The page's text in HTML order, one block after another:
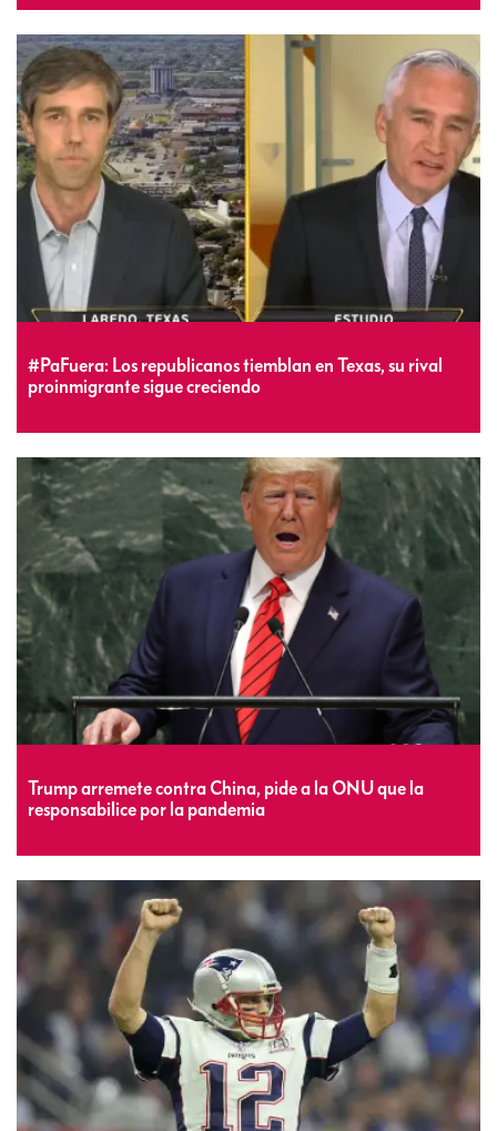
#PaFuera: Los republicanos tiemblan en Texas, su rival
proinmigrante sigue creciendo
Trump arremete contra China, pide a la ONU que la
responsabilice por la pandemia